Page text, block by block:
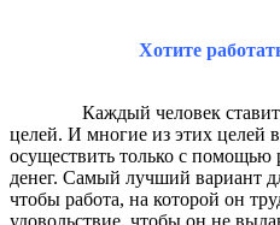
Хотите
Каждый человек
целей. И многие из этих целей
осуществить только с помощью
денег. Самый лучший вариант
чтобы работа, на которой он